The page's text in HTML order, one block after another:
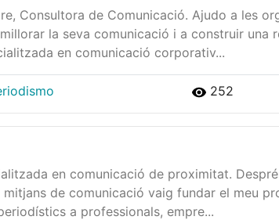
Consultora de Comunicació. Ajudo a les
la seva comunicació i a construir una
en comunicació corporativ...
252
en comunicació de proximitat.
de comunicació vaig fundar el meu
a professionals, empre...